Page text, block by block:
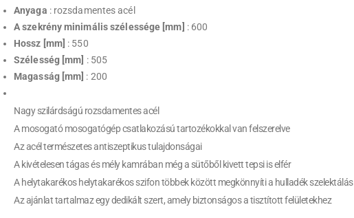
Anyaga : rozsdamentes acél
A szekrény minimális szélessége [mm] : 600
Hossz [mm] : 550
Szélesség [mm] : 505
Magasság [mm] : 200
Nagy szilárdságú rozsdamentes acél
A mosogató mosogatógép csatlakozású tartozékokkal van felszerelve
Az acél természetes antiszeptikus tulajdonságai
A kivételesen tágas és mély kamrában még a sütőből kivett tepsi is elfér
A helytakarékos helytakarékos szifon többek között megkönnyíti a hulladék szelektálás
Az ajánlat tartalmaz egy dedikált szert, amely biztonságos a tisztított felületekhez